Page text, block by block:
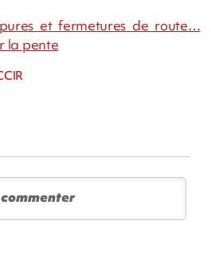
et fermetures de route…
la pente